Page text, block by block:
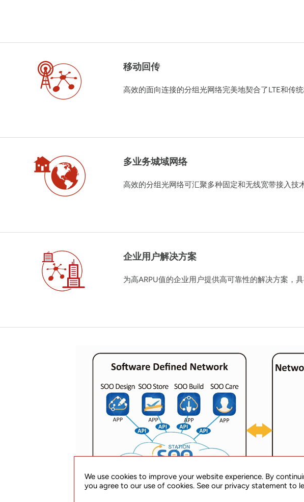
移动回传
高效的面向连接的分组光网络完美地契合了LTE和传统
多业务城域网络
高效的分组光网络可汇聚多种固定和无线宽带接入技
企业用户解决方案
为高ARPU值的企业用户提供高可靠性的解决方案，
We use cookies to improve your website experience. By
you agree to our use of cookies. See our privacy statement to